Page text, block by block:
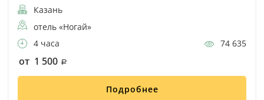
Казань
отель «Ногай»
4 часа
74 635
от 1 500
Подробнее